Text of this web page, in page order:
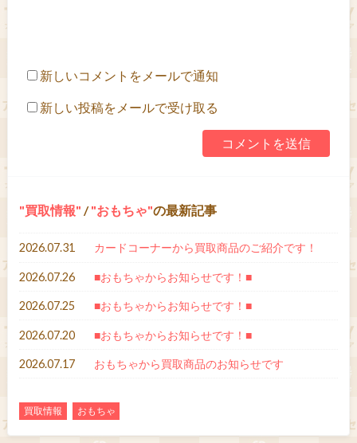
新しいコメントをメールで通知
新しい投稿をメールで受け取る
買取情報 / おもちゃ の最新記事
2026.07.31 カードコーナーから買取商品のご紹介です！
2026.07.26 ■おもちゃからお知らせです！■
2026.07.25 ■おもちゃからお知らせです！■
2026.07.20 ■おもちゃからお知らせです！■
2026.07.17 おもちゃから買取商品のお知らせです
買取情報 おもちゃ